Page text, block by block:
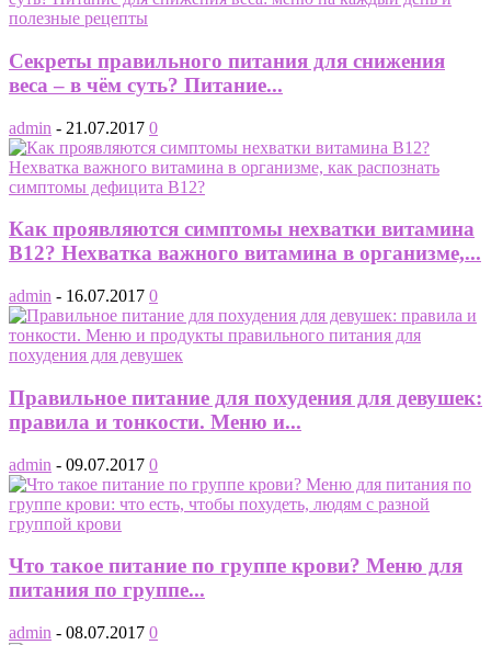
Секреты правильного питания для снижения
веса – в чём суть? Питание...
admin - 21.07.2017 0
Как проявляются симптомы нехватки витамина
В12? Нехватка важного витамина в организме,...
admin - 16.07.2017 0
Правильное питание для похудения для девушек:
правила и тонкости. Меню и...
admin - 09.07.2017 0
Что такое питание по группе крови? Меню для
питания по группе...
admin - 08.07.2017 0